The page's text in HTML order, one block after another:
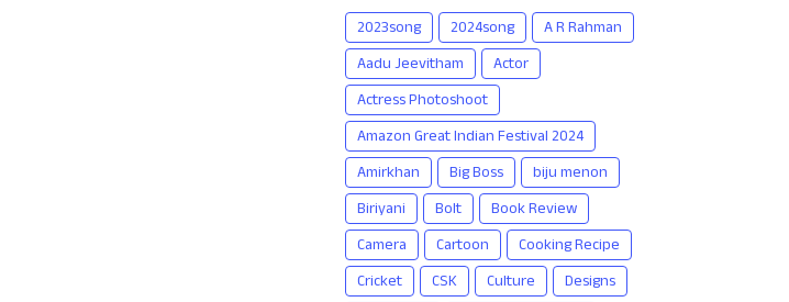
2023song 2024song
A R Rahman
Aadu Jeevitham
Actor
Actress Photoshoot
Amazon Great Indian Festival 2024
Amirkhan
Big Boss
biju menon
Biriyani
Bolt
Book Review
Camera
Cartoon
Cooking Recipe
Cricket
CSK Culture
Designs